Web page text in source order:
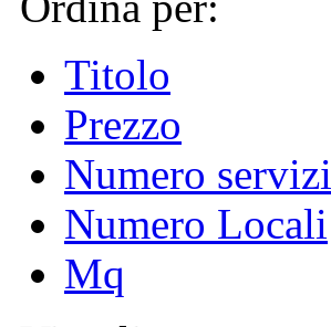
Titolo
Prezzo
Numero servizi
Numero Locali
Mq